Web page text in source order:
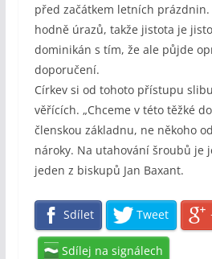
před začátkem letních
hodně úrazů, takže jistota je
dominikán s tím, že ale půjde
doporučení.
Církev si od tohoto přístupu
věřících. „Chceme v této těžké
členskou základnu, ne někoho
nároky. Na utahování šroubů je
jeden z biskupů Jan Baxant.
Sdílet Tweet
Sdílej na signálech